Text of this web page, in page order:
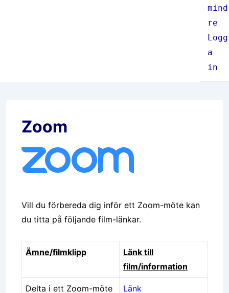
mind
re
Logg
a
in
Zoom
Vill du förbereda dig inför ett Zoom-möte kan
du titta på följande film-länkar.
Ämne/filmklipp
Länk till
film/information
Delta i ett Zoom-möte Länk